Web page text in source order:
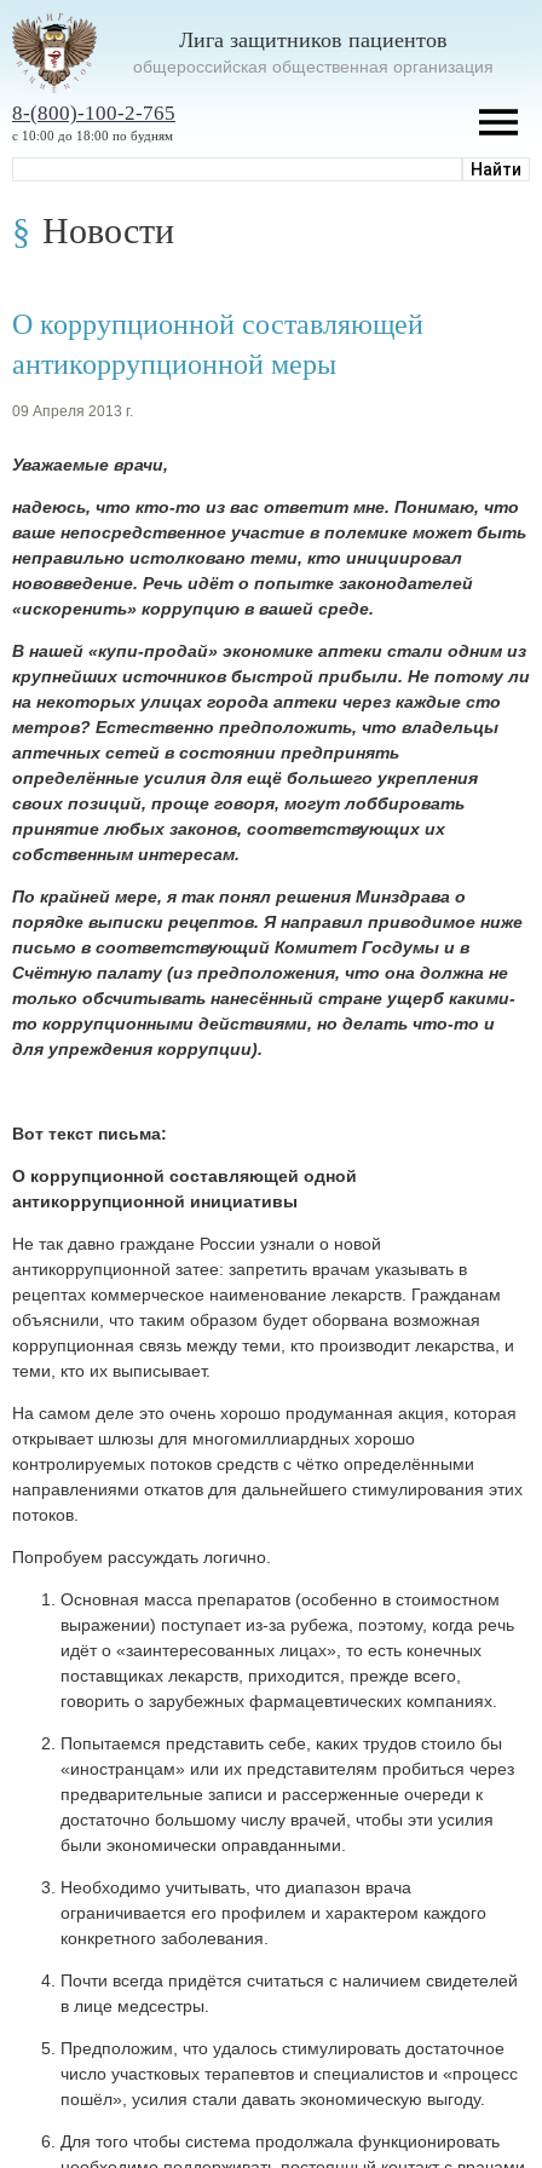
Лига защитников пациентов
oбщероссийская общественная организация
8-(800)-100-2-765
с 10:00 до 18:00 по будням
Новости
О коррупционной составляющей
антикоррупционной меры
09 Апреля 2013 г.
Уважаемые врачи,
надеюсь, что кто-то из вас ответит мне. Понимаю, что
ваше непосредственное участие в полемике может быть
неправильно истолковано теми, кто инициировал
нововведение. Речь идёт о попытке законодателей
«искоренить» коррупцию в вашей среде.
В нашей «купи-продай» экономике аптеки стали одним из
крупнейших источников быстрой прибыли. Не потому ли
на некоторых улицах города аптеки через каждые сто
метров? Естественно предположить, что владельцы
аптечных сетей в состоянии предпринять
определённые усилия для ещё большего укрепления
своих позиций, проще говоря, могут лоббировать
принятие любых законов, соответствующих их
собственным интересам.
По крайней мере, я так понял решения Минздрава о
порядке выписки рецептов. Я направил приводимое ниже
письмо в соответствующий Комитет Госдумы и в
Счётную палату (из предположения, что она должна не
только обсчитывать нанесённый стране ущерб какими-
то коррупционными действиями, но делать что-то и
для упреждения коррупции).
Вот текст письма:
О коррупционной составляющей одной
антикоррупционной инициативы
Не так давно граждане России узнали о новой
антикоррупционной затее: запретить врачам указывать в
рецептах коммерческое наименование лекарств. Гражданам
объяснили, что таким образом будет оборвана возможная
коррупционная связь между теми, кто производит лекарства, и
теми, кто их выписывает.
На самом деле это очень хорошо продуманная акция, которая
открывает шлюзы для многомиллиардных хорошо
контролируемых потоков средств с чётко определёнными
направлениями откатов для дальнейшего стимулирования этих
потоков.
Попробуем рассуждать логично.
Основная масса препаратов (особенно в стоимостном
выражении) поступает из-за рубежа, поэтому, когда речь
идёт о «заинтересованных лицах», то есть конечных
поставщиках лекарств, приходится, прежде всего,
говорить о зарубежных фармацевтических компаниях.
Попытаемся представить себе, каких трудов стоило бы
«иностранцам» или их представителям пробиться через
предварительные записи и рассерженные очереди к
достаточно большому числу врачей, чтобы эти усилия
были экономически оправданными.
Необходимо учитывать, что диапазон врача
ограничивается его профилем и характером каждого
конкретного заболевания.
Почти всегда придётся считаться с наличием свидетелей
в лице медсестры.
Предположим, что удалось стимулировать достаточное
число участковых терапевтов и специалистов и «процесс
пошёл», усилия стали давать экономическую выгоду.
Для того чтобы система продолжала функционировать